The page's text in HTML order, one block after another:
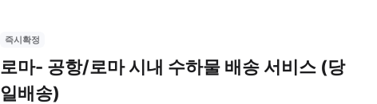
즉시확정
로마- 공항/로마 시내 수하물 배송 서비스 (당
일배송)